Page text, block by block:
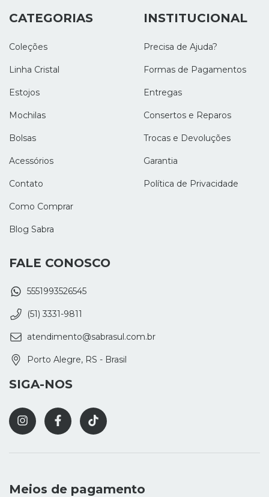
CATEGORIAS
Coleções
Linha Cristal
Estojos
Mochilas
Bolsas
Acessórios
Contato
Como Comprar
Blog Sabra
INSTITUCIONAL
Precisa de Ajuda?
Formas de Pagamentos
Entregas
Consertos e Reparos
Trocas e Devoluções
Garantia
Política de Privacidade
FALE CONOSCO
5551993526545
(51) 3331-9811
atendimento@sabrasul.com.br
Porto Alegre, RS - Brasil
SIGA-NOS
Meios de pagamento